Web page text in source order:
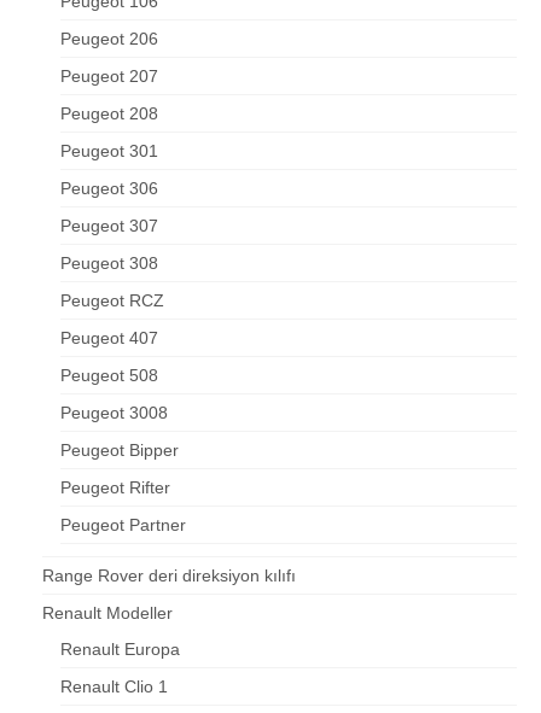
Peugeot 206
Peugeot 207
Peugeot 208
Peugeot 301
Peugeot 306
Peugeot 307
Peugeot 308
Peugeot RCZ
Peugeot 407
Peugeot 508
Peugeot 3008
Peugeot Bipper
Peugeot Rifter
Peugeot Partner
Range Rover deri direksiyon kılıfı
Renault Modeller
Renault Europa
Renault Clio 1